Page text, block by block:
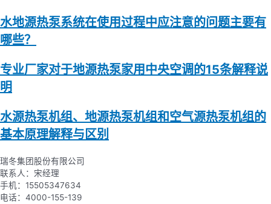
水地源热泵系统在使用过程中应注意的问题主要有
哪些？
专业厂家对于地源热泵家用中央空调的15条解释说
明
水源热泵机组、地源热泵机组和空气源热泵机组的
基本原理解释与区别
瑞冬集团股份有限公司
联系人：宋经理
手机：15505347634
电话：4000-155-139